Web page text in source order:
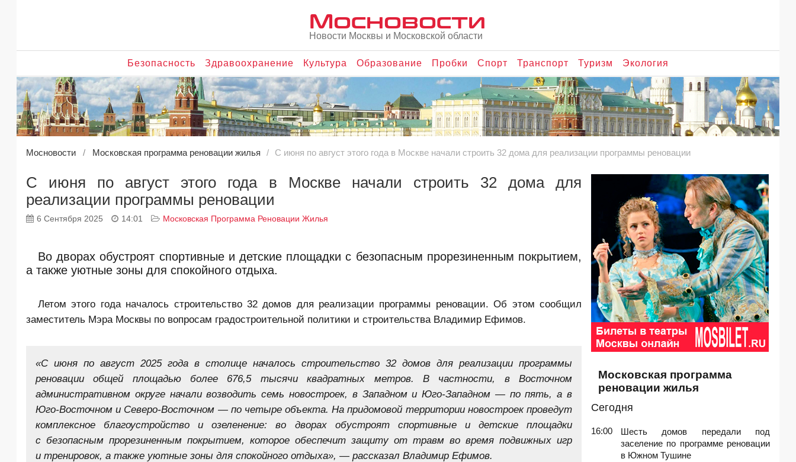
Мосновости
Новости Москвы и Московской области
Безопасность Здравоохранение Культура Образование Пробки Спорт Транспорт Туризм Экология
Мосновости Московская программа реновации жилья С июня по август этого года в Москве начали строить 32 дома для реализации программы реновации
С июня по август этого года в Москве начали строить 32 дома для
реализации программы реновации
6 Сентября 2025 14:01 Московская Программа Реновации Жилья
Во дворах обустроят спортивные и детские площадки с безопасным прорезиненным покрытием,
а также уютные зоны для спокойного отдыха.
Летом этого года началось строительство 32 домов для реализации программы реновации. Об этом сообщил
заместитель Мэра Москвы по вопросам градостроительной политики и строительства Владимир Ефимов.
«С июня по август 2025 года в столице началось строительство 32 домов для реализации программы
реновации общей площадью более 676,5 тысячи квадратных метров. В частности, в Восточном
административном округе начали возводить семь новостроек, в Западном и Юго-Западном — по пять, а в
Юго-Восточном и Северо-Восточном — по четыре объекта. На придомовой территории новостроек проведут
комплексное благоустройство и озеленение: во дворах обустроят спортивные и детские площадки
с безопасным прорезиненным покрытием, которое обеспечит защиту от травм во время подвижных игр
и тренировок, а также уютные зоны для спокойного отдыха», — рассказал Владимир Ефимов.
Московская программа
реновации жилья
Сегодня
16:00
Шесть домов передали под
заселение по программе реновации
в Южном Тушине